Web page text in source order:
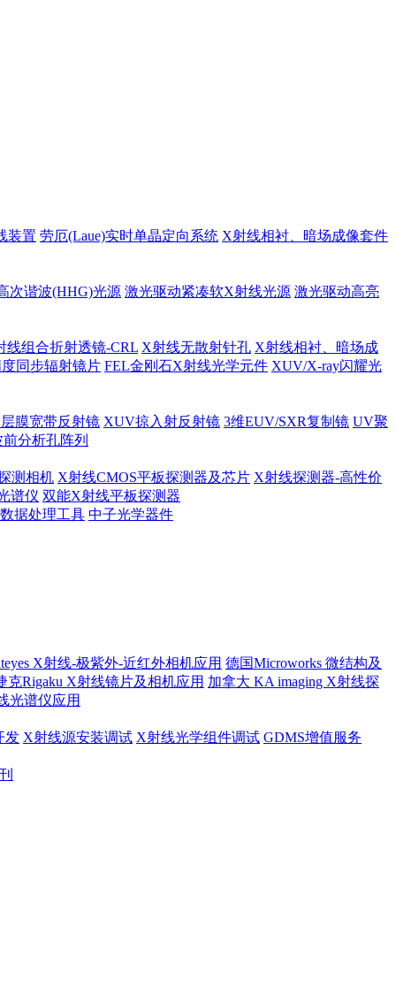
装置 劳厄(Laue)实时单晶定向系统 X射线相衬、暗场成像套件
次谐波(HHG)光源 激光驱动紧凑软X射线光源 激光驱动高亮
线组合折射透镜-CRL X射线无散射针孔 X射线相衬、暗场成
同步辐射镜片 FEL金刚石X射线光学元件 XUV/X-ray闪耀光
膜宽带反射镜 XUV掠入射反射镜 3维EUV/SXR复制镜 UV聚
分析孔阵列
测相机 X射线CMOS平板探测器及芯片 X射线探测器-高性价
谱仪 双能X射线平板探测器
据处理工具 中子光学器件
X射线-极紫外-近红外相机应用 德国Microworks 微结构及
克Rigaku X射线镜片及相机应用 加拿大 KA imaging X射线探
光谱仪应用
发 X射线源安装调试 X射线光学组件调试 GDMS增值服务